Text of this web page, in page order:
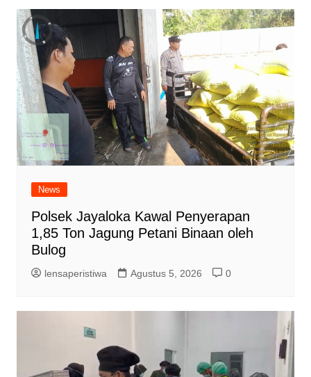
News
Polsek Jayaloka Kawal Penyerapan
1,85 Ton Jagung Petani Binaan oleh
Bulog
lensaperistiwa Agustus 5, 2026 0